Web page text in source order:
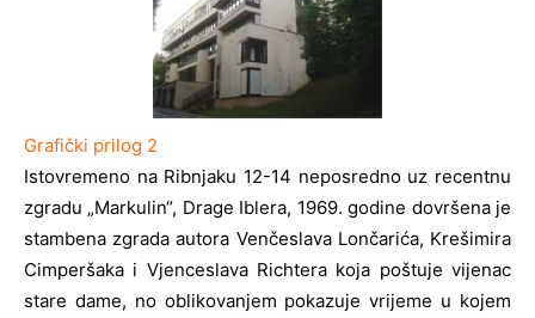
Grafički prilog 2
Istovremeno na Ribnjaku 12-14 neposredno uz recentnu
zgradu „Markulin“, Drage Iblera, 1969. godine dovršena je
stambena zgrada autora Venčeslava Lončarića, Krešimira
Cimperšaka i Vjenceslava Richtera koja poštuje vijenac
stare dame, no oblikovanjem pokazuje vrijeme u kojem